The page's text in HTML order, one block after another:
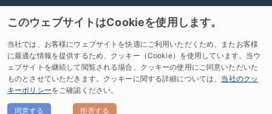
サイトマップ
サイトポリシー
よくあるご質問
© IMASEN ENGINEERING CORPORATION.
ALL RIGHTS RESERVED.
このウェブサイトはCookieを使用します。
当社では、お客様にウェブサイトを快適にご利用いただくため、またお客様
に最適な情報を提供するため、クッキー（Cookie）を使用しています。当ウ
ェブサイトを継続して閲覧される場合、クッキーの使用にご同意いただいた
ものとさせていただきます。クッキーに関する詳細については、 当社のクッ
キーポリシーをご確認ください。
同意する 拒否する